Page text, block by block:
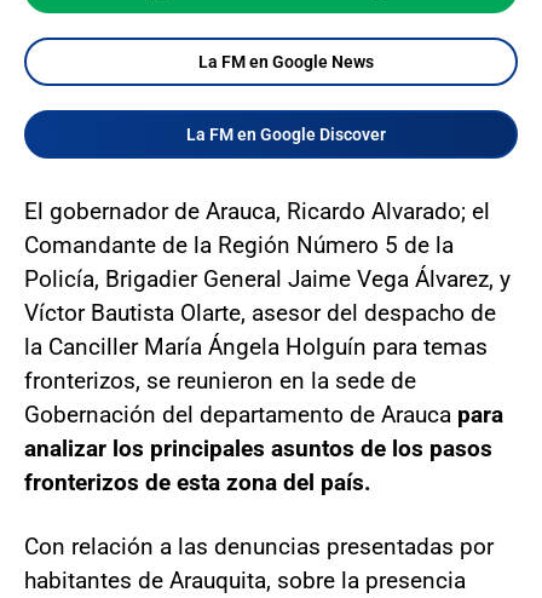
La FM en Google News
La FM en Google Discover
El gobernador de Arauca, Ricardo Alvarado; el
Comandante de la Región Número 5 de la
Policía, Brigadier General Jaime Vega Álvarez, y
Víctor Bautista Olarte, asesor del despacho de
la Canciller María Ángela Holguín para temas
fronterizos, se reunieron en la sede de
Gobernación del departamento de Arauca para
analizar los principales asuntos de los pasos
fronterizos de esta zona del país.
Con relación a las denuncias presentadas por
habitantes de Arauquita, sobre la presencia